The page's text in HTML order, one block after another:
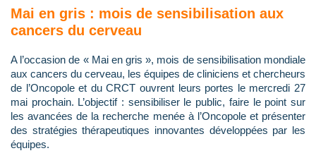
Mai en gris : mois de sensibilisation aux
cancers du cerveau
A l’occasion de « Mai en gris », mois de sensibilisation mondiale
aux cancers du cerveau, les équipes de cliniciens et chercheurs
de l’Oncopole et du CRCT ouvrent leurs portes le mercredi 27
mai prochain. L’objectif : sensibiliser le public, faire le point sur
les avancées de la recherche menée à l’Oncopole et présenter
des stratégies thérapeutiques innovantes développées par les
équipes.